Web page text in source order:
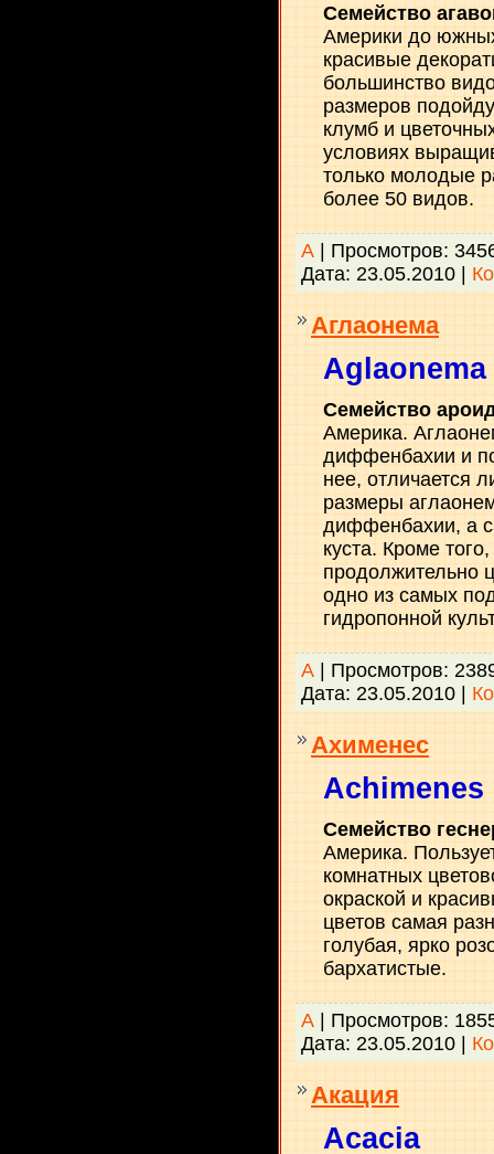
Семейство
Америки до
красивые
большинство
размеров
клумб и
условиях
только молодые
более 50 видов.
А | Просмотров:
Дата: 23.05.2010
Аглаонема
Aglaonema
Семейство
Америка.
диффенбахии и
нее, отличается
размеры
диффенбахии, а
куста. Кроме
продолжительно
одно из самых
гидропонной
А | Просмотров:
Дата: 23.05.2010
Ахименес
Achimenes
Семейство
Америка.
комнатных
окраской и
цветов самая
голубая, ярко
бархатистые.
А | Просмотров:
Дата: 23.05.2010
Акация
Acacia